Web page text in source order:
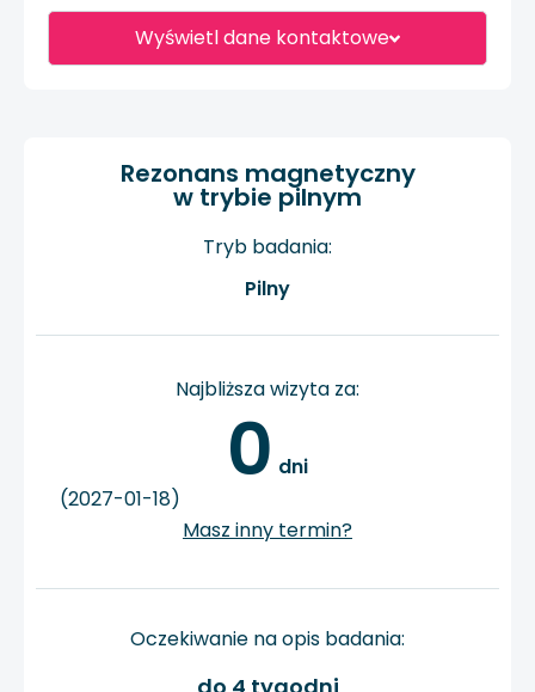
Wyświetl dane kontaktowe
Rezonans magnetyczny
w trybie pilnym
Tryb badania:
Pilny
Najbliższa wizyta za:
0 dni
(2027-01-18)
Masz inny termin?
Oczekiwanie na opis badania: